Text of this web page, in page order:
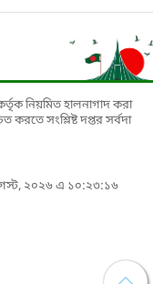
নিয়মিত হালনাগাদ করা
করতে সংশ্লিষ্ট দপ্তর সর্বদা
২০২৬ এ ১০:২৩:১৬